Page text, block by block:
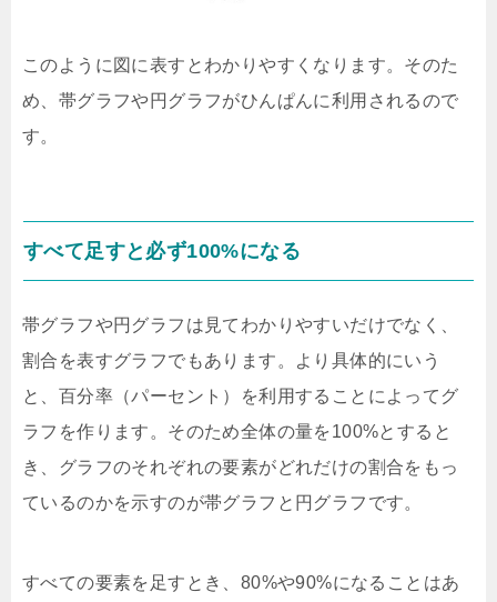
このように図に表すとわかりやすくなります。そのた
め、帯グラフや円グラフがひんぱんに利用されるので
す。
すべて足すと必ず100%になる
帯グラフや円グラフは見てわかりやすいだけでなく、
割合を表すグラフでもあります。より具体的にいう
と、百分率（パーセント）を利用することによってグ
ラフを作ります。そのため全体の量を100%とすると
き、グラフのそれぞれの要素がどれだけの割合をもっ
ているのかを示すのが帯グラフと円グラフです。
すべての要素を足すとき、80%や90%になることはあ